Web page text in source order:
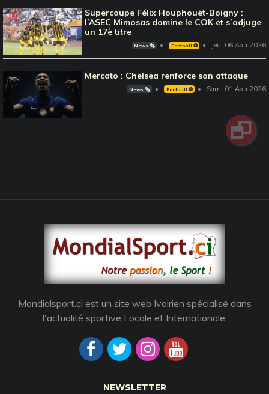
Supercoupe Félix Houphouët-Boigny :
l’ASEC Mimosas domine le COK et s’adjuge
un 17è titre
News 🗞️ Football ⚽️ Jeu, 06 Aou 2026
Mercato : Chelsea renforce son attaque
News 🗞️ Football ⚽️ Sam, 01 Aou 2026
Mondialsport.ci est un site web Ivoirien spécialisé dans
l'actualité sportive Locale et Internationale.
NEWSLETTER